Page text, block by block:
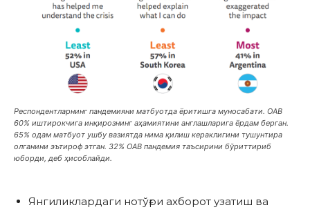
Респондентларнинг пандемияни матбуотда ёритишга муносабати. ОАВ
60% иштирокчига инқирознинг аҳамиятини англашларига ёрдам берган.
65% одам матбуот ушбу вазиятда нима қилиш кераклигини тушунтира
олганини эътироф этган. 32% ОАВ пандемия таъсирини бўриттириб
юборди, деб ҳисоблайди.
Янгиликлардаги нотўғри ахборот узатиш ва